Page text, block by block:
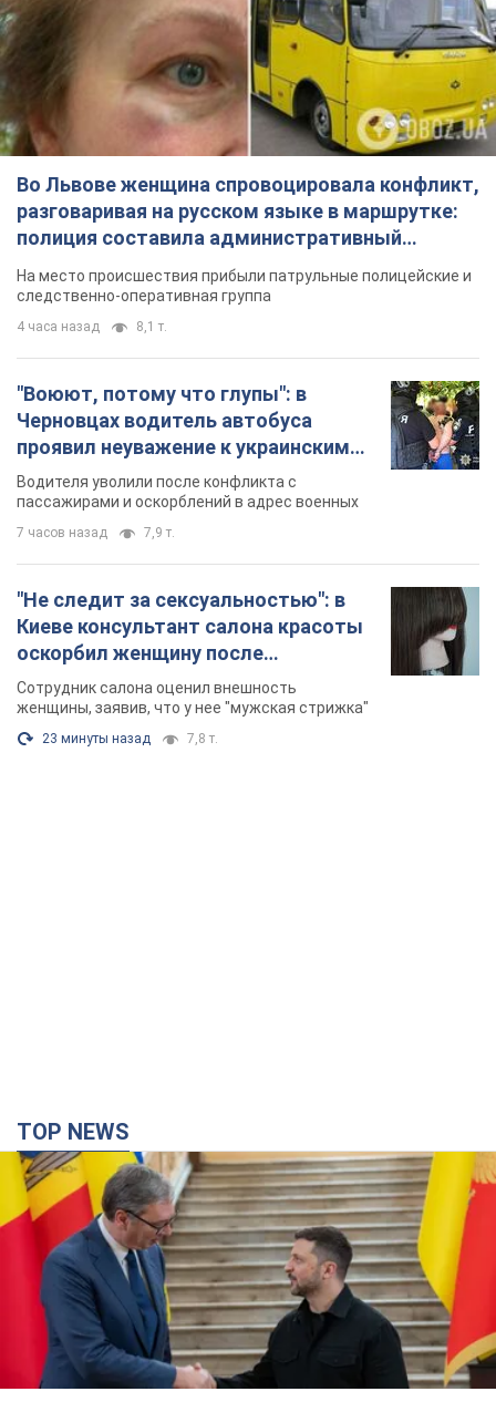
Во Львове женщина спровоцировала конфликт,
разговаривая на русском языке в маршрутке:
полиция составила административный
протокол. Видео
На место происшествия прибыли патрульные полицейские и
следственно-оперативная группа
4 часа назад 8,1 т.
"Воюют, потому что глупы": в
Черновцах водитель автобуса
проявил неуважение к украинским
военным и поплатился за это.
Видео
Водителя уволили после конфликта с
пассажирами и оскорблений в адрес военных
7 часов назад 7,9 т.
"Не следит за сексуальностью": в
Киеве консультант салона красоты
оскорбил женщину после
химиотерапии, разгорелся скандал.
Фото
Сотрудник салона оценил внешность
женщины, заявив, что у нее "мужская стрижка"
23 минуты назад 7,8 т.
TOP NEWS